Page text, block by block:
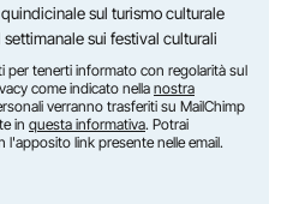
sul turismo culturale
settimanale sui festival culturali
per tenerti informato con regolarità sul
come indicato nella nostra
verranno trasferiti su MailChimp
in questa informativa. Potrai
l'apposito link presente nelle email.